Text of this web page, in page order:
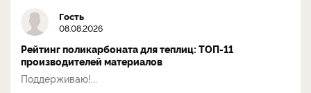
Гость
08.08.2026
Рейтинг поликарбоната для теплиц: ТОП-11
производителей материалов
Поддерживаю!...